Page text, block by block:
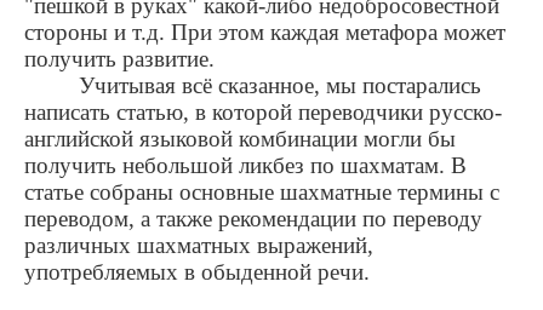
стороны и т.д. При этом каждая метафора может
получить развитие.
Учитывая всё сказанное, мы постарались
написать статью, в которой переводчики русско-
английской языковой комбинации могли бы
получить небольшой ликбез по шахматам. В
статье собраны основные шахматные термины с
переводом, а также рекомендации по переводу
различных шахматных выражений,
употребляемых в обыденной речи.